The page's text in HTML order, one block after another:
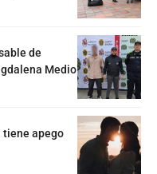
de
Medio
tiene apego